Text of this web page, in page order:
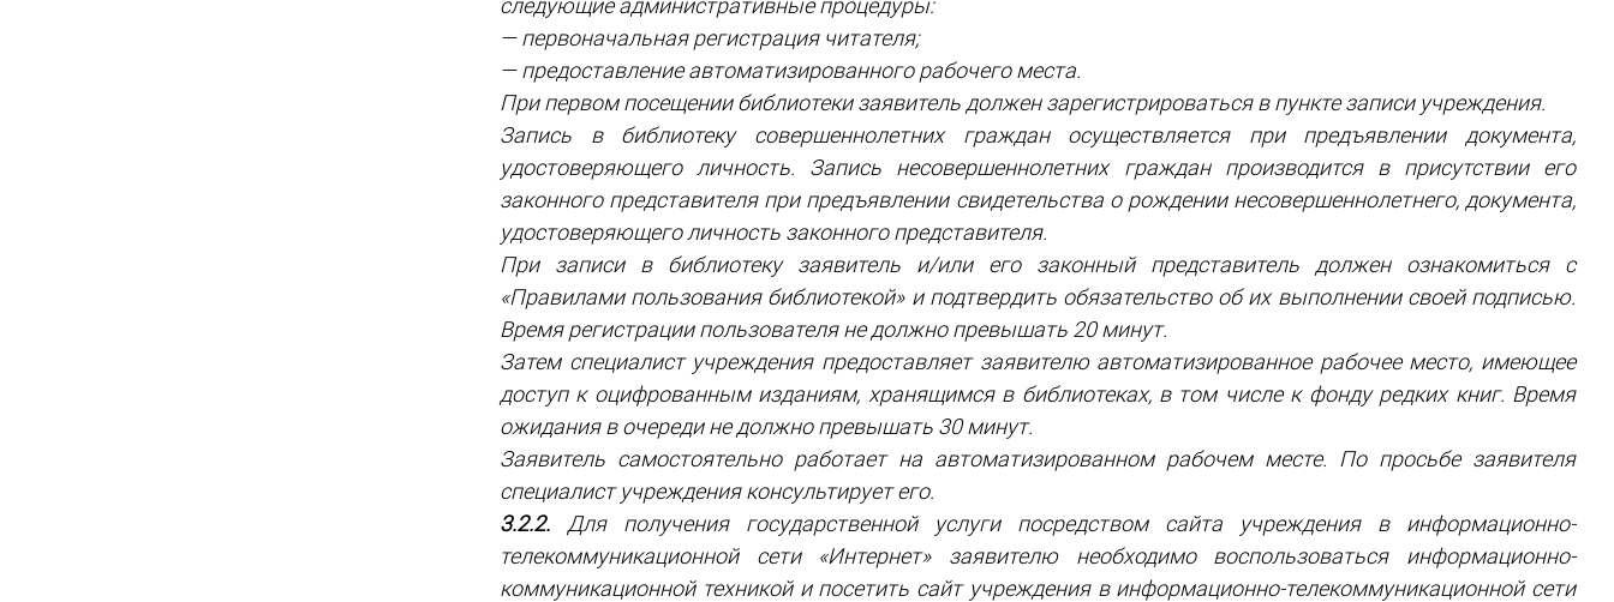
следующие административные процедуры:
— первоначальная регистрация читателя;
— предоставление автоматизированного рабочего места.
При первом посещении библиотеки заявитель должен зарегистрироваться в пункте записи учреждения.
Запись в библиотеку совершеннолетних граждан осуществляется при предъявлении документа,
удостоверяющего личность. Запись несовершеннолетних граждан производится в присутствии его
законного представителя при предъявлении свидетельства о рождении несовершеннолетнего, документа,
удостоверяющего личность законного представителя.
При записи в библиотеку заявитель и/или его законный представитель должен ознакомиться с
«Правилами пользования библиотекой» и подтвердить обязательство об их выполнении своей подписью.
Время регистрации пользователя не должно превышать 20 минут.
Затем специалист учреждения предоставляет заявителю автоматизированное рабочее место, имеющее
доступ к оцифрованным изданиям, хранящимся в библиотеках, в том числе к фонду редких книг. Время
ожидания в очереди не должно превышать 30 минут.
Заявитель самостоятельно работает на автоматизированном рабочем месте. По просьбе заявителя
специалист учреждения консультирует его.
3.2.2. Для получения государственной услуги посредством сайта учреждения в информационно-
телекоммуникационной сети «Интернет» заявителю необходимо воспользоваться информационно-
коммуникационной техникой и посетить сайт учреждения в информационно-телекоммуникационной сети